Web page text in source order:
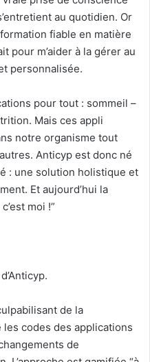
au quotidien. Or
fiable en matière
pour m’aider à la gérer au
personnalisée.
pour tout : sommeil –
Mais ces appli
notre organisme tout
Anticyp est donc né
: une solution holistique et
Et aujourd’hui la
moi !”
de la
les codes des applications
de